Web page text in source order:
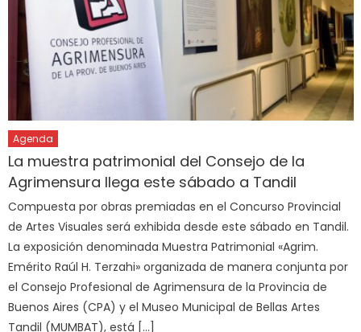
Agenda
La muestra patrimonial del Consejo de la
Agrimensura llega este sábado a Tandil
Compuesta por obras premiadas en el Concurso Provincial
de Artes Visuales será exhibida desde este sábado en Tandil.
La exposición denominada Muestra Patrimonial «Agrim.
Emérito Raúl H. Terzahi» organizada de manera conjunta por
el Consejo Profesional de Agrimensura de la Provincia de
Buenos Aires (CPA) y el Museo Municipal de Bellas Artes
Tandil (MUMBAT), está […]